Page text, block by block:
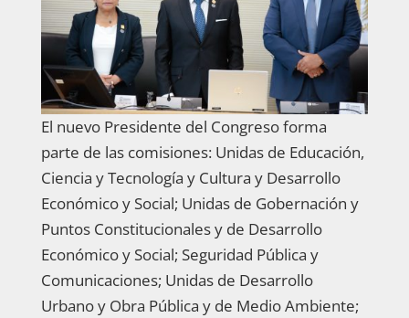
El nuevo Presidente del Congreso forma
parte de las comisiones: Unidas de Educación,
Ciencia y Tecnología y Cultura y Desarrollo
Económico y Social; Unidas de Gobernación y
Puntos Constitucionales y de Desarrollo
Económico y Social; Seguridad Pública y
Comunicaciones; Unidas de Desarrollo
Urbano y Obra Pública y de Medio Ambiente;